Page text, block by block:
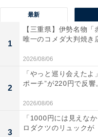
最新
1
【三重県】伊勢名物
唯一のコメダ大判焼き
2026/08/06
2
「やっと巡り会えた
ポーチ”が220円で反響
2026/08/06
3
「1000円には見えな
ロダクツのリュックが